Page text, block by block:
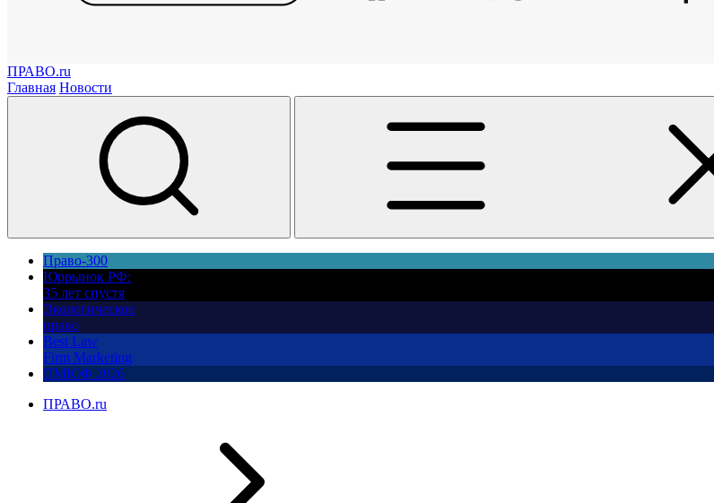
ПРАВО.ru
Главная Новости
Право-300
Юррынок РФ:
35 лет спустя
Экологическое
право
Best Law
Firm Marketing
ПМЮФ 2026
ПРАВО.ru